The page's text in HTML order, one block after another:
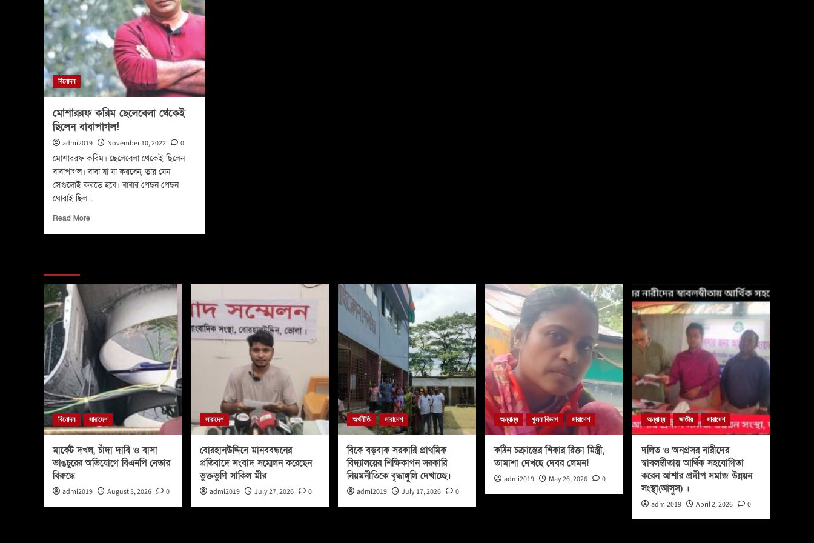
বিনোদন
মোশাররফ করিম ছেলেবেলা থেকেই
ছিলেন বাবাপাগল!
admi2019 November 10, 2022 0
মোশাররফ করিম। ছেলেবেলা থেকেই ছিলেন
বাবাপাগল। বাবা যা যা করবেন, তার যেন
সেগুলোই করতে হবে। বাবার পেছন পেছন
ঘোরাই ছিল...
Read More
বিনোদন সারাদেশ
মার্কেট দখল, চাঁদা দাবি ও বাসা
ভাঙচুরের অভিযোগে বিএনপি নেতার
বিরুদ্ধে
admi2019 August 3, 2026 0
সারাদেশ
বোরহানউদ্দিনে মানববন্ধনের
প্রতিবাদে সংবাদ সম্মেলন করেছেন
ভুক্তভুগি সাকিল মীর
admi2019 July 27, 2026 0
অর্থনীতি সারাদেশ
বিকে বড়বাক সরকারি প্রাথমিক
বিদ্যালয়ের শিক্ষিকাগন সরকারি
নিয়মনীতিকে বৃদ্ধাঙ্গুলি দেখাচ্ছে।
admi2019 July 17, 2026 0
অন্যান্য খুলনা বিভাগ সারাদেশ
কঠিন চক্রান্তের শিকার রিক্তা মিস্ত্রী,
তামাশা দেখছে দেবর লেমন!
admi2019 May 26, 2026 0
অন্যান্য জাতীয় সারাদেশ
দলিত ও অনগ্রসর নারীদের
স্বাবলম্বীতায় আর্থিক সহযোগিতা
করেন আশার প্রদীপ সমাজ উন্নয়ন
সংস্থা(আসুস) ।
admi2019 April 2, 2026 0